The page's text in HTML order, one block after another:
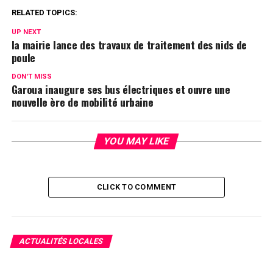
RELATED TOPICS:
UP NEXT
la mairie lance des travaux de traitement des nids de
poule
DON'T MISS
Garoua inaugure ses bus électriques et ouvre une
nouvelle ère de mobilité urbaine
YOU MAY LIKE
CLICK TO COMMENT
ACTUALITÉS LOCALES